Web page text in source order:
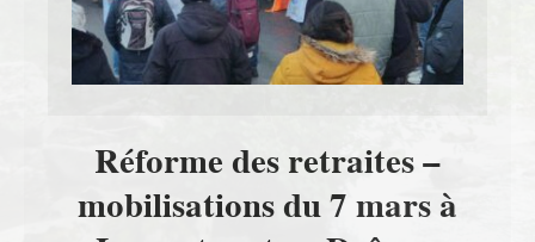
Réforme des retraites –
mobilisations du 7 mars à